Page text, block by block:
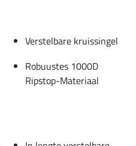
Verstelbare kruissingel
Robuustes 1000D
Ripstop-Materiaal